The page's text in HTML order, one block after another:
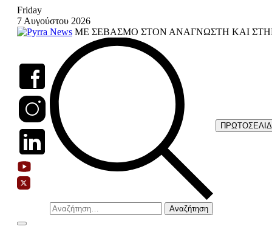
Skip
content
Friday
7 Αυγούστου 2026
ΜΕ ΣΕΒΑΣΜΟ ΣΤΟΝ ΑΝΑΓΝΩΣΤΗ ΚΑΙ
Αναζήτηση
για: